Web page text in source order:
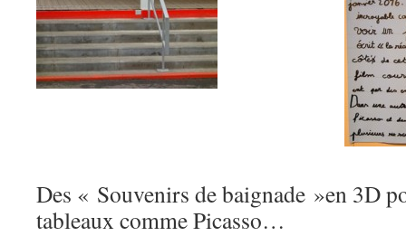
Des « Souvenirs de baignade »en 3D
tableaux comme Picasso…